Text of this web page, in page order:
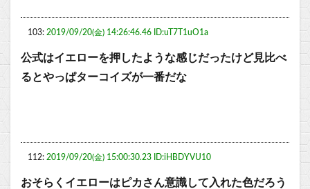
103: 2019/09/20(金) 14:26:46.46 ID:uT7T1uO1a
公式はイエローを押したような感じだったけど見比べ
るとやっぱターコイズが一番だな
112: 2019/09/20(金) 15:00:30.23 ID:iHBDYVU10
おそらくイエローはピカさん意識して入れた色だろう